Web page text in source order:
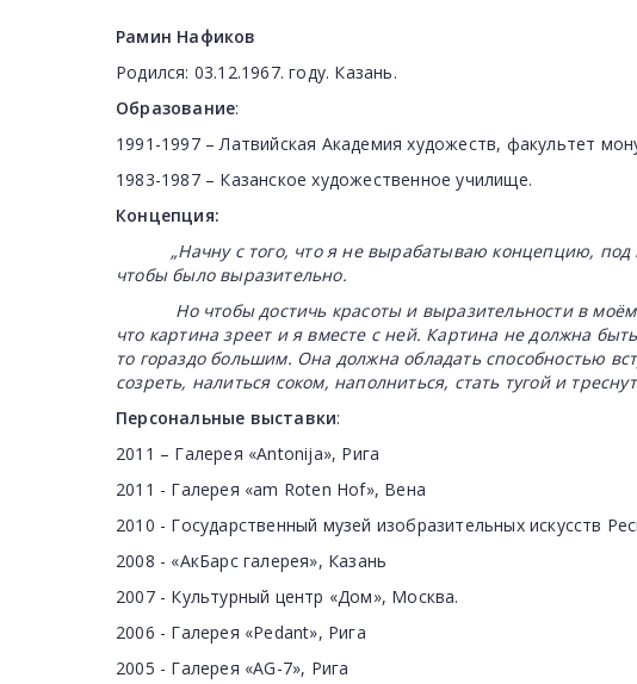
Рамин Нафиков
Родился: 03.12.1967. году. Казань.
Образование:
1991-1997 – Латвийская Академия художеств, факультет
1983-1987 – Казанское художественное училище.
Концепция:
„Начну с того, что я не вырабатываю концепцию, под
чтобы было выразительно.
Но чтобы достичь красоты и выразительности в моём
что картина зреет и я вместе с ней. Картина не должна
то гораздо большим. Она должна обладать способностью
созреть, налиться соком, наполниться, стать тугой и
Персональные выставки:
2011 – Галерея «Antonija», Рига
2011 - Галерея «am Roten Hof», Вена
2010 - Государственный музей изобразительных искусств
2008 - «АкБарс галерея», Казань
2007 - Культурный центр «Дом», Москва.
2006 - Галерея «Pedant», Рига
2005 - Галерея «AG-7», Рига